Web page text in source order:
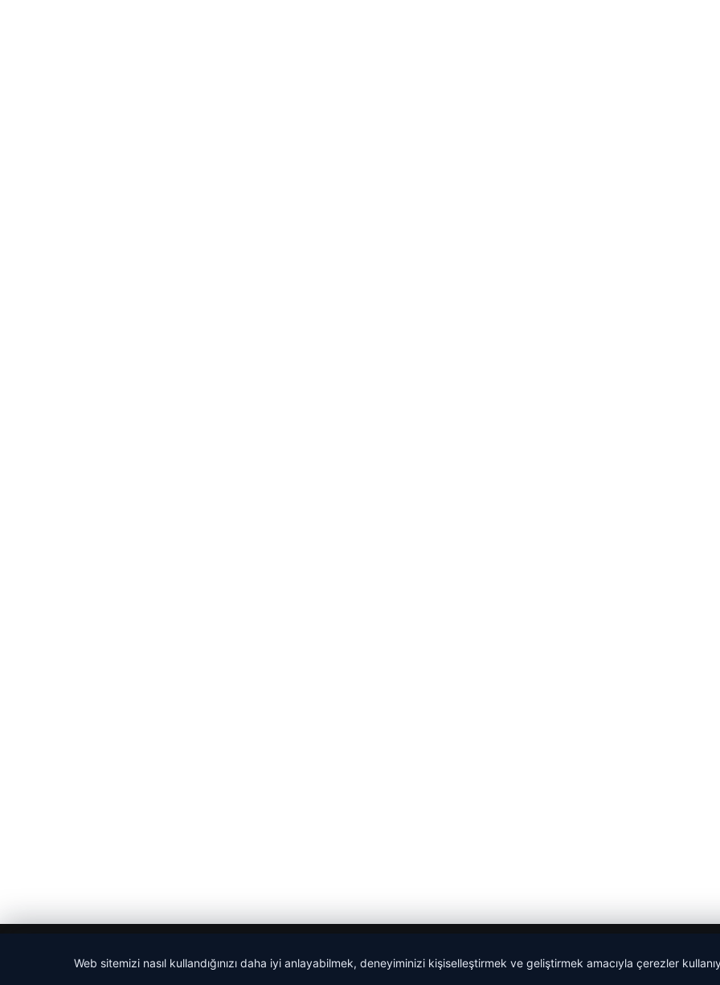
Web sitemizi nasıl kullandığınızı daha iyi anlayabilmek, deneyiminizi kişiselleştirmek ve geliştirmek amacıyla çerezler